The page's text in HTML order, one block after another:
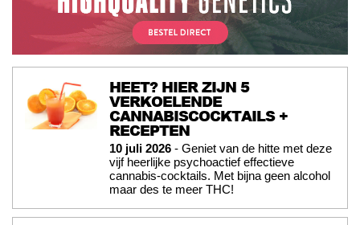
HEET? HIER ZIJN 5
VERKOELENDE
CANNABISCOCKTAILS +
RECEPTEN
10 juli 2026 - Geniet van de hitte met deze
vijf heerlijke psychoactief effectieve
cannabis-cocktails. Met bijna geen alcohol
maar des te meer THC!